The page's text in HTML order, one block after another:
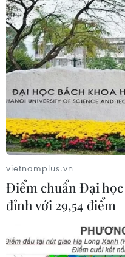
liên tục sụt giảm qua các
Thị trường trái
vietnamplus.vn
Điểm chuẩn Đại học
đỉnh với 29,54 điểm